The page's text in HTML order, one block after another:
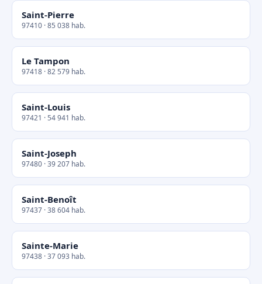
Saint-Pierre
97410 · 85 038 hab.
Le Tampon
97418 · 82 579 hab.
Saint-Louis
97421 · 54 941 hab.
Saint-Joseph
97480 · 39 207 hab.
Saint-Benoît
97437 · 38 604 hab.
Sainte-Marie
97438 · 37 093 hab.